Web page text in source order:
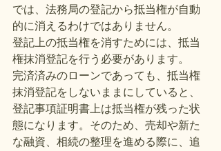
では、法務局の登記から抵当権が自動
的に消えるわけではありません。
登記上の抵当権を消すためには、抵当
権抹消登記を行う必要があります。
完済済みのローンであっても、抵当権
抹消登記をしないままにしていると、
登記事項証明書上は抵当権が残った状
態になります。そのため、売却や新た
な融資、相続の整理を進める際に、追